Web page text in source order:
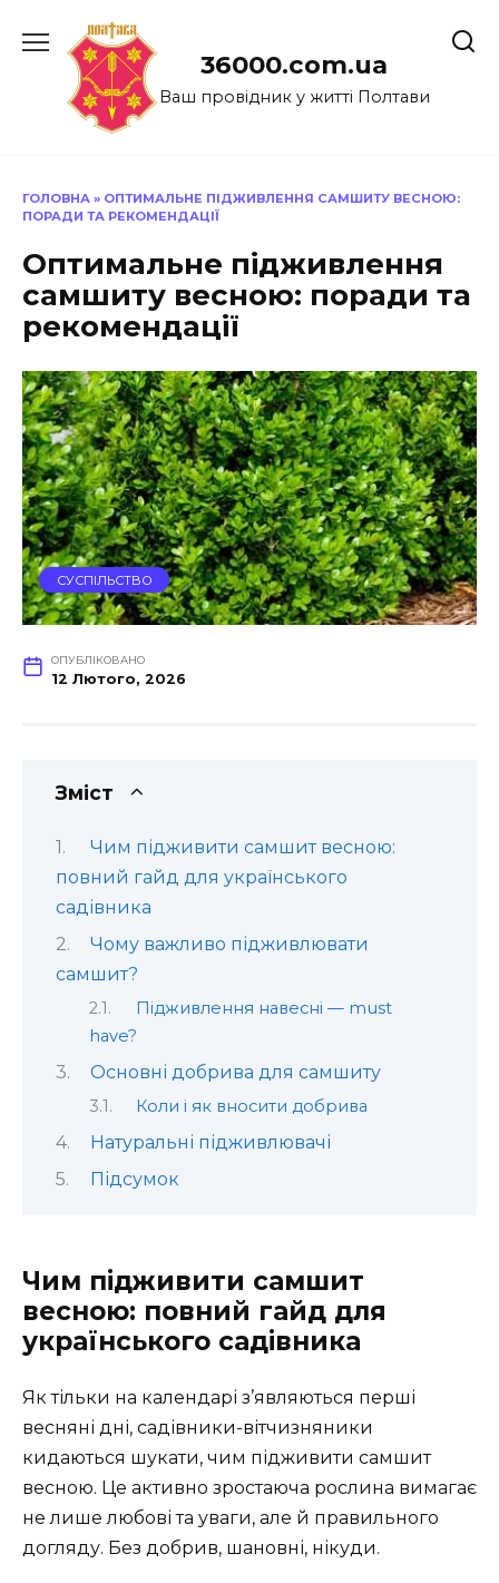
до
36000.com.ua
Ваш провідник у житті Полтави
ГОЛОВНА » ОПТИМАЛЬНЕ ПІДЖИВЛЕННЯ САМШИТУ ВЕСНОЮ:
ПОРАДИ ТА РЕКОМЕНДАЦІЇ
Оптимальне підживлення
самшиту весною: поради та
рекомендації
СУСПІЛЬСТВО
ОПУБЛІКОВАНО
12 Лютого, 2026
Зміст
Чим підживити самшит весною:
повний гайд для українського
садівника
Чому важливо підживлювати
самшит?
Підживлення навесні — must
have?
Основні добрива для самшиту
Коли і як вносити добрива
Натуральні підживлювачі
Підсумок
Чим підживити самшит
весною: повний гайд для
українського садівника
Як тільки на календарі з’являються перші
весняні дні, садівники-вітчизняники
кидаються шукати, чим підживити самшит
весною. Це активно зростаюча рослина вимагає
не лише любові та уваги, але й правильного
догляду. Без добрив, шановні, нікуди.